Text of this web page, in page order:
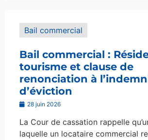
Bail commercial
Bail commercial :
tourisme et clause de
renonciation à
d’éviction
28 juin 2026
La Cour de cassation rappelle
laquelle un locataire commercial